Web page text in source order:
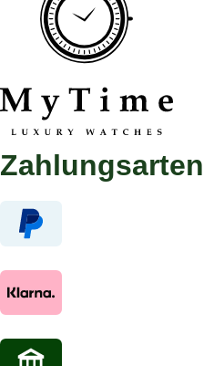
Zahlungsarten